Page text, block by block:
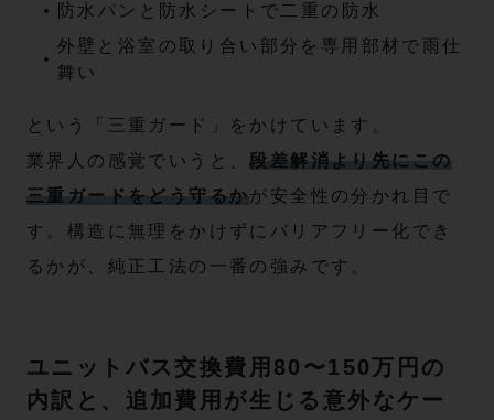
防水パンと防水シートで二重の防水
外壁と浴室の取り合い部分を専用部材で雨仕
舞い
という「三重ガード」をかけています。
業界人の感覚でいうと、段差解消より先にこの
三重ガードをどう守るかが安全性の分かれ目で
す。構造に無理をかけずにバリアフリー化でき
るかが、純正工法の一番の強みです。
ユニットバス交換費用80〜150万円の
内訳と、追加費用が生じる意外なケー